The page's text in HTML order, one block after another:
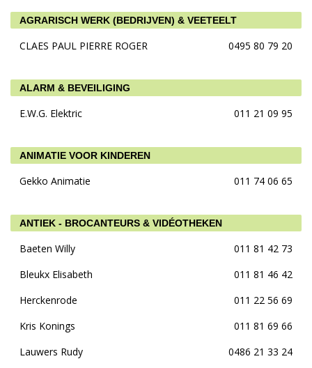
AGRARISCH WERK (BEDRIJVEN) & VEETEELT
CLAES PAUL PIERRE ROGER 0495 80 79 20
ALARM & BEVEILIGING
E.W.G. Elektric 011 21 09 95
ANIMATIE VOOR KINDEREN
Gekko Animatie 011 74 06 65
ANTIEK - BROCANTEURS & VIDÉOTHEKEN
Baeten Willy
011 81 42 73
Bleukx Elisabeth
011 81 46 42
Herckenrode
011 22 56 69
Kris Konings
011 81 69 66
Lauwers Rudy
0486 21 33 24